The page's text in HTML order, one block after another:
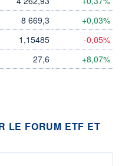
8 669,3 +0,03%
1,15485 -0,05%
27,6 +8,07%
LE FORUM ETF ET